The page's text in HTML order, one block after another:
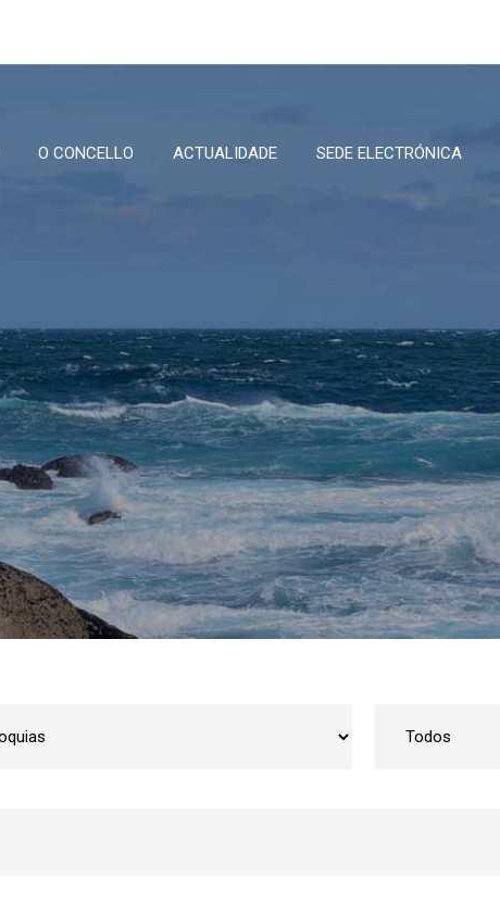
O CONCELLO ACTUALIDADE SEDE ELECTRÓNICA